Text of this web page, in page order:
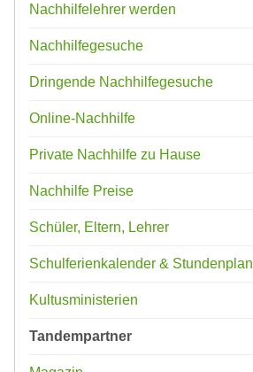
Nachhilfelehrer werden
Nachhilfegesuche
Dringende Nachhilfegesuche
Online-Nachhilfe
Private Nachhilfe zu Hause
Nachhilfe Preise
Schüler, Eltern, Lehrer
Schulferienkalender & Stundenplan
Kultusministerien
Tandempartner